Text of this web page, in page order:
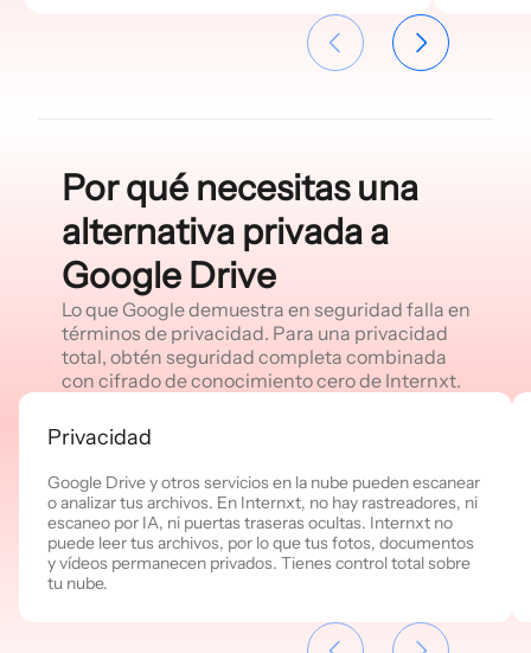
Por qué necesitas una
alternativa privada a
Google Drive
Lo que Google demuestra en seguridad falla en
términos de privacidad. Para una privacidad
total, obtén seguridad completa combinada
con cifrado de conocimiento cero de Internxt.
Privacidad
Google Drive y otros servicios en la nube pueden escanear
o analizar tus archivos. En Internxt, no hay rastreadores, ni
escaneo por IA, ni puertas traseras ocultas. Internxt no
puede leer tus archivos, por lo que tus fotos, documentos
y vídeos permanecen privados. Tienes control total sobre
tu nube.